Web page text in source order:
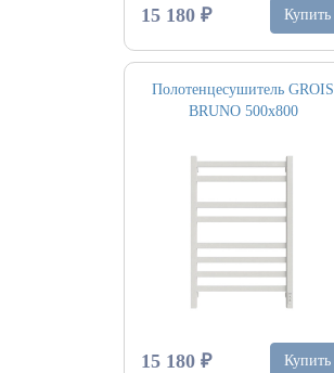
15 180 ₽ Купить
Полотенцесушитель GROIS
BRUNO 500х800
15 180 ₽ Купить